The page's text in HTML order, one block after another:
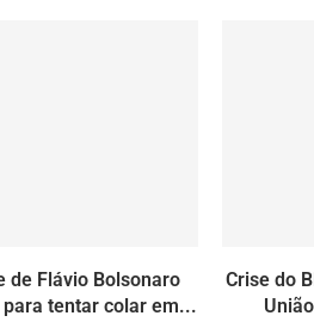
de Flávio Bolsonaro
tentar colar em...
Crise do